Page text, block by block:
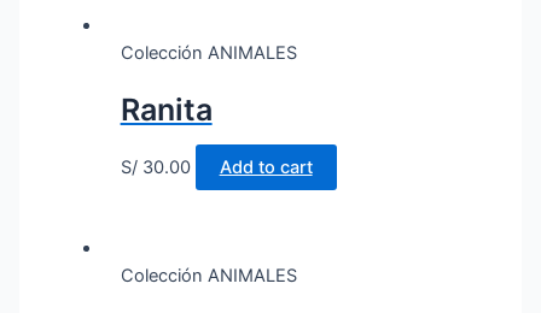
Colección ANIMALES
Ranita
S/30.00 Add to cart
Colección ANIMALES